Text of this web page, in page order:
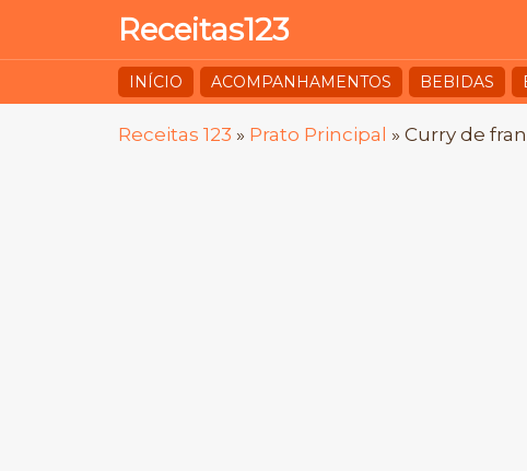
Receitas123
INÍCIO ACOMPANHAMENTOS BEBIDAS
Receitas 123 » Prato Principal » Curry de